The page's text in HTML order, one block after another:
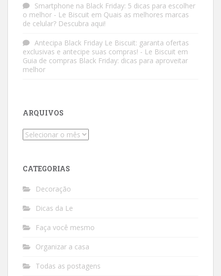
Smartphone na Black Friday: 5 dicas para escolher
o melhor - Le Biscuit em Quais as melhores marcas
de celular? Descubra aqui!
Antecipa Black Friday Le Biscuit: garanta ofertas
exclusivas e antecipe suas compras! - Le Biscuit em
Guia de compras Black Friday: dicas para aproveitar
melhor
ARQUIVOS
Arquivos
CATEGORIAS
Decoração
Dicas da Le
Faça você mesmo
Organizar a casa
Todas as postagens